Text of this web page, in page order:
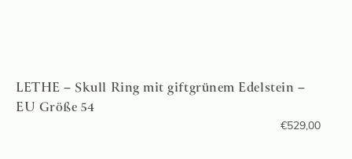
LETHE – Skull Ring mit giftgrünem Edelstein –
EU Größe 54
€529,00